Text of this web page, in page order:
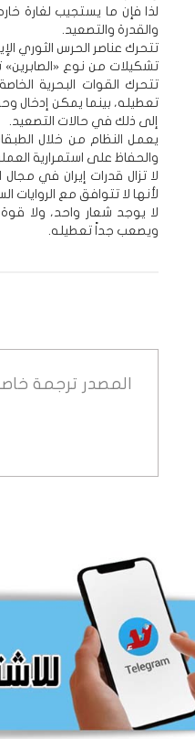
لذا فإن ما يستجيب لغارة
والقدرة والتصعيد.
تتحرك عناصر الحرس الثوري
تشكيلات من نوع «الصابرين»
تتحرك القوات البحرية
تعطيله، بينما يمكن إدخال
إلى ذلك في حالات التصعيد.
يعمل النظام من خلال
والحفاظ على استمرارية
لا تزال قدرات إيران في
لأنها لا تتوافق مع الروايات
لا يوجد شعار واحد، ولا
ويصعب جداً تعطيله.
المصدر ترجمة